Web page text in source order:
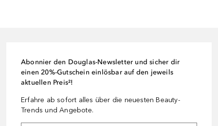
Abonnier den Douglas-Newsletter und sicher dir
einen 20%-Gutschein einlösbar auf den jeweils
aktuellen Preis²!
Erfahre ab sofort alles über die neuesten Beauty-
Trends und Angebote.